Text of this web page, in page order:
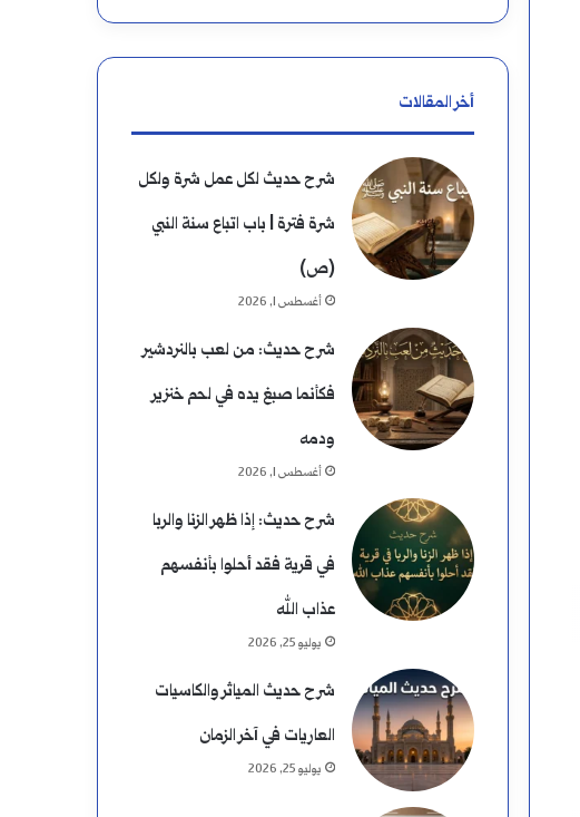
أخر المقالات
شرح حديث لكل عمل شرة ولكل
شرة فترة | باب اتباع سنة النبي
(ص)
أغسطس 1, 2026
شرح حديث: من لعب بالنردشير
فكأنما صبغ يده في لحم خنزير
ودمه
أغسطس 1, 2026
شرح حديث: إذا ظهر الزنا والربا
في قرية فقد أحلوا بأنفسهم
عذاب الله
يوليو 25, 2026
شرح حديث المياثر والكاسيات
العاريات في آخر الزمان
يوليو 25, 2026